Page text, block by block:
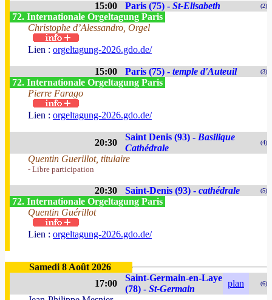
15:00 Paris (75) - St-Elisabeth (2)
72. Internationale Orgeltagung Paris
Christophe d’Alessandro, Orgel
Lien : orgeltagung-2026.gdo.de/
15:00 Paris (75) - temple d'Auteuil (3)
72. Internationale Orgeltagung Paris
Pierre Farago
Lien : orgeltagung-2026.gdo.de/
20:30
Saint Denis (93) - Basilique
Cathédrale
(4)
Quentin Guerillot, titulaire
- Libre participation
20:30 Saint-Denis (93) - cathédrale (5)
72. Internationale Orgeltagung Paris
Quentin Guérillot
Lien : orgeltagung-2026.gdo.de/
Samedi 8 Août 2026
17:00
Saint-Germain-en-Laye
(78) - St-Germain
plan (6)